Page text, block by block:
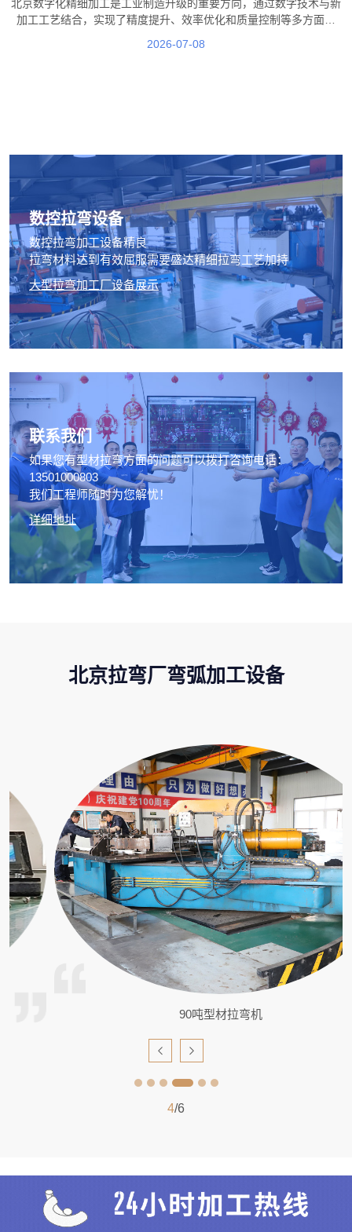
北京数字化精细加工是工业制造升级的重要方向，通过数字技术与新
加工工艺结合，实现了精度提升、效率优化和质量控制等多方面优
2026-07-08
数控拉弯设备
数控拉弯加工设备精良
拉弯材料达到有效屈服需要盛达精细拉弯工艺加持
大型拉弯加工厂设备展示
联系我们
如果您有型材拉弯方面的问题可以拨打咨询电话：
13501000803
我们工程师随时为您解忧！
详细地址
北京拉弯厂弯弧加工设备
90吨型材拉弯机
4/6